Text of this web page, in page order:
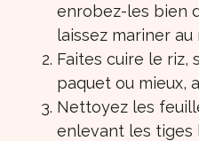
enrobez-les bien
laissez mariner au
Faites cuire le riz,
paquet ou mieux,
Nettoyez les
enlevant les tiges